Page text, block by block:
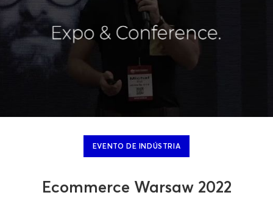
Ecommerce Warsaw 2022
EVENTO DE INDÚSTRIA